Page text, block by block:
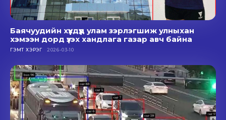
Баячуудийн хүүхдүүд улам зэрлэгшиж улныхан
хэмээн дорд үзэх хандлага газар авч байна
ГЭМТ ХЭРЭГ 2026-03-10